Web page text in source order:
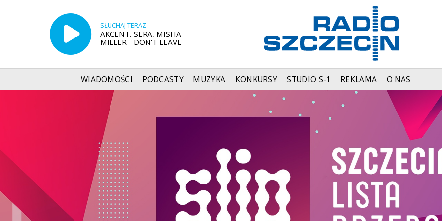
SŁUCHAJ TERAZ
AKCENT, SERA, MISHA
MILLER - DON'T LEAVE
WIADOMOŚCI PODCASTY MUZYKA KONKURSY STUDIO S-1 REKLAMA O NAS